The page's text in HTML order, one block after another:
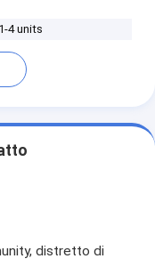
4 units
distretto di